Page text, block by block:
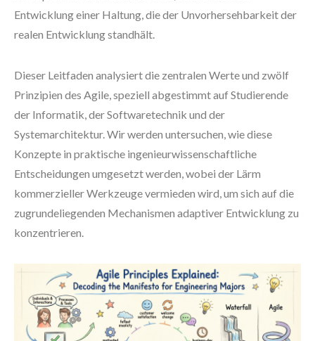
Entwicklung einer Haltung, die der Unvorhersehbarkeit der
realen Entwicklung standhält.
Dieser Leitfaden analysiert die zentralen Werte und zwölf
Prinzipien des Agile, speziell abgestimmt auf Studierende
der Informatik, der Softwaretechnik und der
Systemarchitektur. Wir werden untersuchen, wie diese
Konzepte in praktische ingenieurwissenschaftliche
Entscheidungen umgesetzt werden, wobei der Lärm
kommerzieller Werkzeuge vermieden wird, um sich auf die
zugrundeliegenden Mechanismen adaptiver Entwicklung zu
konzentrieren.